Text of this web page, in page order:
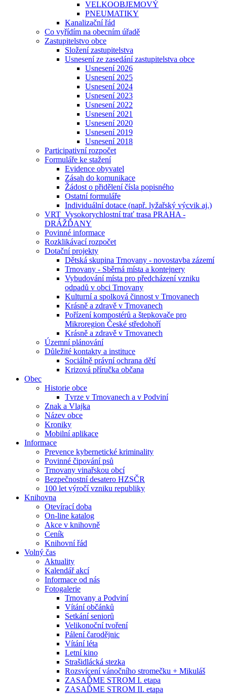
VELKOOBJEMOVÝ
PNEUMATIKY
Kanalizační řád
Co vyřídím na obecním úřadě
Zastupitelstvo obce
Složení zastupitelstva
Usnesení ze zasedání zastupitelstva obce
Usnesení 2026
Usnesení 2025
Usnesení 2024
Usnesení 2023
Usnesení 2022
Usnesení 2021
Usnesení 2020
Usnesení 2019
Usnesení 2018
Participativní rozpočet
Formuláře ke stažení
Evidence obyvatel
Zásah do komunikace
Žádost o přidělení čísla popisného
Ostatní formuláře
Individuální dotace (např. lyžařský výcvik aj.)
VRT_Vysokorychlostní trať trasa PRAHA -
DRÁŽĎANY
Povinné informace
Rozklikávací rozpočet
Dotační projekty
Dětská skupina Trnovany - novostavba zázemí
Trnovany - Sběrná místa a kontejnery
Vybudování místa pro předcházení vzniku
odpadů v obci Trnovany
Kulturní a spolková činnost v Trnovanech
Krásně a zdravě v Trnovanech
Pořízení kompostérů a štepkovače pro
Mikroregion České středohoří
Krásně a zdravě v Trnovanech
Územní plánování
Důležité kontakty a instituce
Sociálně právní ochrana dětí
Krizová příručka občana
Obec
Historie obce
Tvrze v Trnovanech a v Podviní
Znak a Vlajka
Název obce
Kroniky
Mobilní aplikace
Informace
Prevence kybernetické kriminality
Povinné čipování psů
Trnovany vinařskou obcí
Bezpečnostní desatero HZSČR
100 let výročí vzniku republiky
Knihovna
Otevírací doba
On-line katalog
Akce v knihovně
Ceník
Knihovní řád
Volný čas
Aktuality
Kalendář akcí
Informace od nás
Fotogalerie
Trnovany a Podviní
Vítání občánků
Setkání seniorů
Velikonoční tvoření
Pálení čarodějnic
Vítání léta
Letní kino
Strašidlácká stezka
Rozsvícení vánočního stromečku + Mikuláš
ZASAĎME STROM I. etapa
ZASAĎME STROM II. etapa